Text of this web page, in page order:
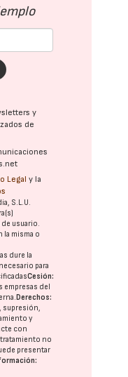
y
de
Legal y la
S.L.U.
usuario.
la misma o
dure la
para
Cesión:
empresas del
Derechos:
supresión,
y
con
no
presentar